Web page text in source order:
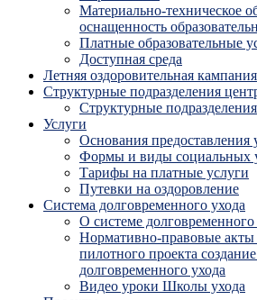
Материально-техническое
оснащенность
Платные образовательные
Доступная среда
Летняя оздоровительная кампания
Структурные подразделения
Структурные подразделения
Услуги
Основания предоставления
Формы и виды социальных
Тарифы на платные услуги
Путевки на оздоровление
Система долговременного ухода
О системе долговременного
Нормативно-правовые акты
пилотного проекта
долговременного ухода
Видео уроки Школы ухода